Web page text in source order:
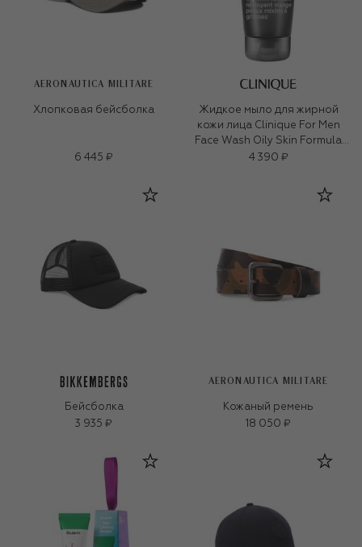
AERONAUTICA MILITARE
Хлопковая бейсболка
6 445 ₽
Жидкое мыло для жирной
кожи лица Clinique For Men
Face Wash Oily Skin Formula
(200ml)
4 390 ₽
Бейсболка
3 935 ₽
AERONAUTICA MILITARE
Кожаный ремень
18 050 ₽